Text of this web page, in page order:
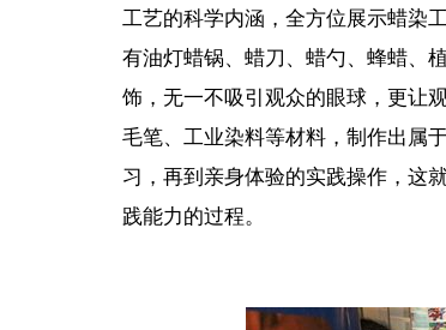
工艺的科学内涵，全方位展示蜡染
有油灯蜡锅、蜡刀、蜡勺、蜂蜡、
饰，无一不吸引观众的眼球，更让
毛笔、工业染料等材料，制作出属
习，再到亲身体验的实践操作，这
践能力的过程。